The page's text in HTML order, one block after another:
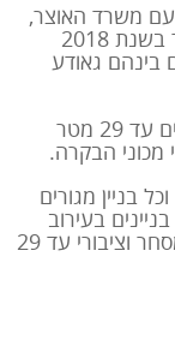
מטעם משרד האוצר,
להקמה ותפעול של מכוני בקרה וכבר בשנת 2018
בינהם גאודע
החל מחודש יולי 2021 כל בניין מגורים עד 29 מטר
מכוני הבקרה.
הפלח וכל בניין מגורים
בעירוב
שימושים. כמו כן, כל בניין משרדים, מסחר וציבורי עד 29